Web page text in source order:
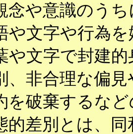
念や意識のう
や文字や行為
や文字で封建
、非合理な偏
を破棄するな
的差別とは、